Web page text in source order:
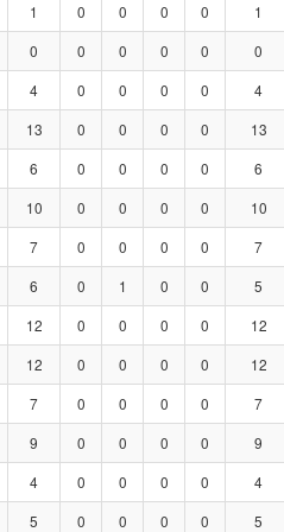
1 0 0 0 0 1
0 0 0 0 0 0
4 0 0 0 0 4
13 0 0 0 0 13
6 0 0 0 0 6
10 0 0 0 0 10
7 0 0 0 0 7
6 0 1 0 0 5
12 0 0 0 0 12
12 0 0 0 0 12
7 0 0 0 0 7
9 0 0 0 0 9
4 0 0 0 0 4
5 0 0 0 0 5